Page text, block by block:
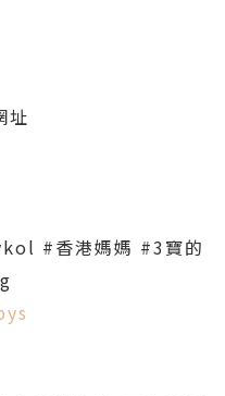
址
#香港媽媽 #3寶的